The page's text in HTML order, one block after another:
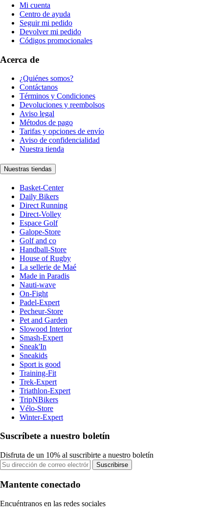
Mi cuenta
Centro de ayuda
Seguir mi pedido
Devolver mi pedido
Códigos promocionales
Acerca de
¿Quiénes somos?
Contáctanos
Términos y Condiciones
Devoluciones y reembolsos
Aviso legal
Métodos de pago
Tarifas y opciones de envío
Aviso de confidencialidad
Nuestra tienda
Nuestras tiendas
Basket-Center
Daily Bikers
Direct Running
Direct-Volley
Espace Golf
Galope-Store
Golf and co
Handball-Store
House of Rugby
La sellerie de Maé
Made in Paradis
Nauti-wave
On-Fight
Padel-Expert
Pecheur-Store
Pet and Garden
Slowood Interior
Smash-Expert
Sneak'In
Sneakids
Sport is good
Training-Fit
Trek-Expert
Triathlon-Expert
TripNBikers
Vélo-Store
Winter-Expert
Suscríbete a nuestro boletín
Disfruta de un 10% al suscribirte a nuestro boletín
Suscribirse
Mantente conectado
Encuéntranos en las redes sociales